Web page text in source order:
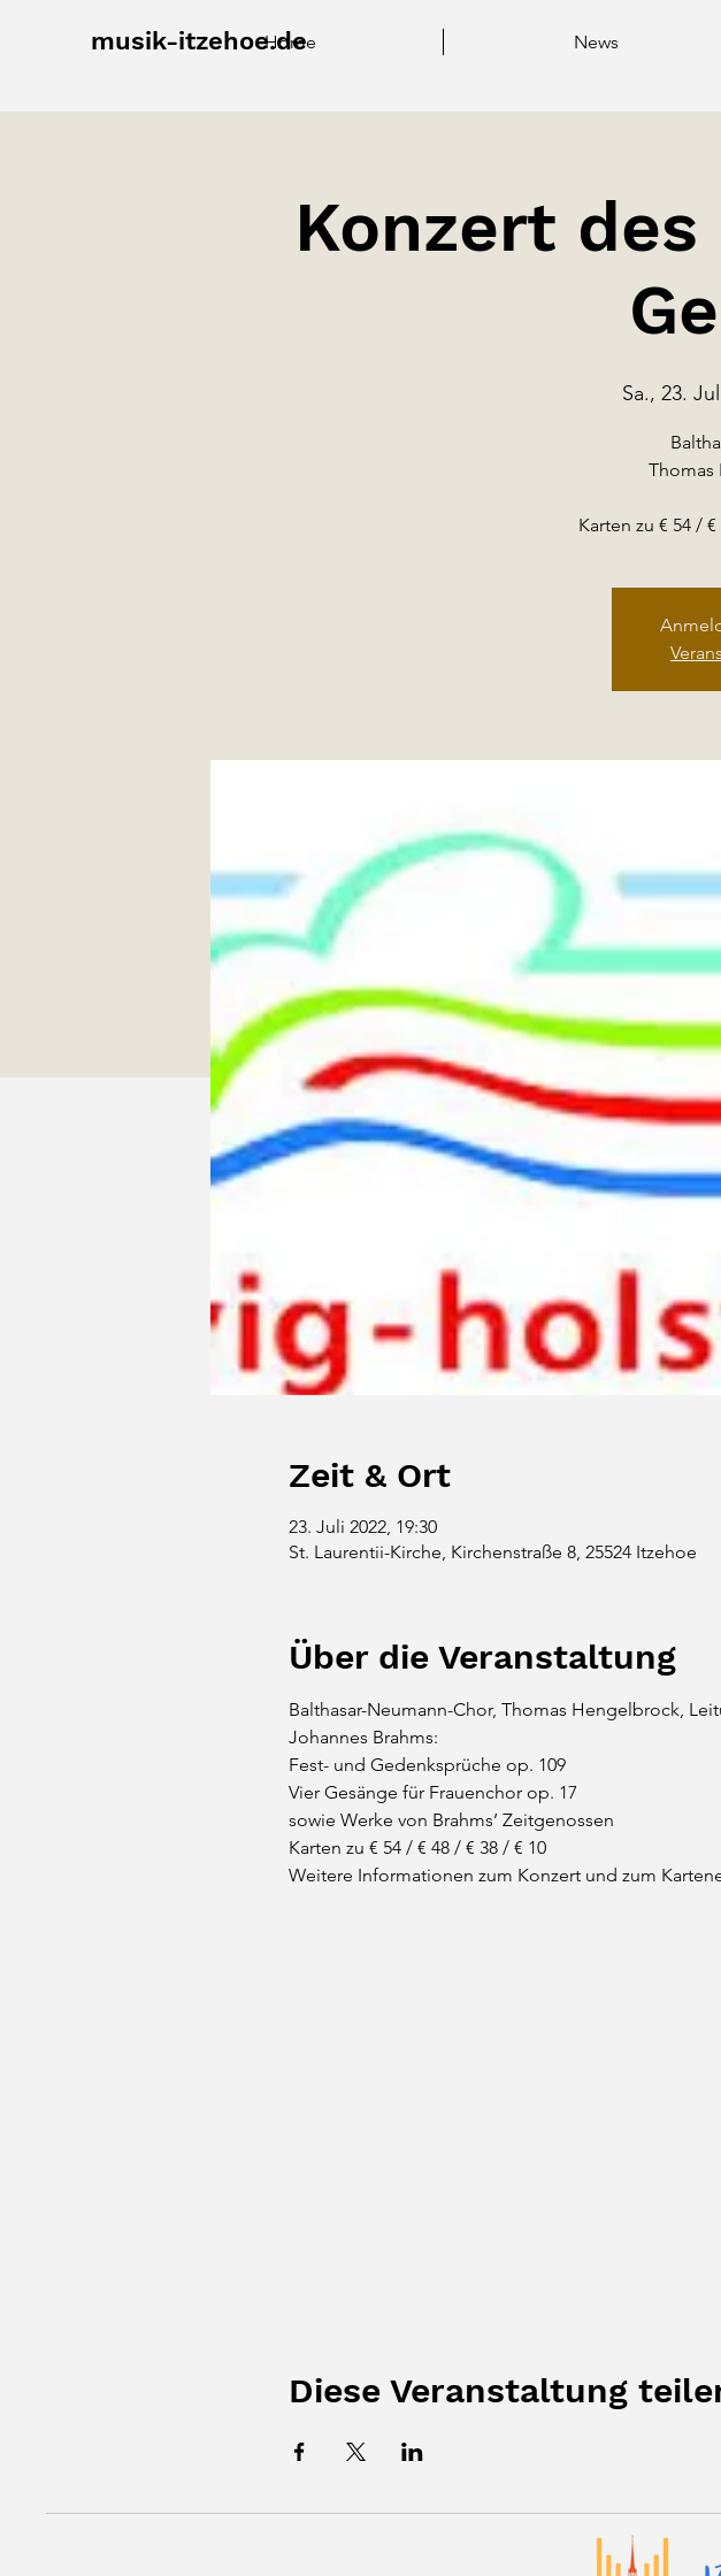
musik-itzehoe.de
Home News
Konzert des
Sa., 23.
Thomas
Karten zu € 54 /
Zeit & Ort
23. Juli 2022, 19:30
St. Laurentii-Kirche, Kirchenstraße 8, 25524 Itzehoe
Über die Veranstaltung
Balthasar-Neumann-Chor, Thomas Hengelbrock,
Johannes Brahms:
Fest- und Gedenksprüche op. 109
Vier Gesänge für Frauenchor op. 17
sowie Werke von Brahms’ Zeitgenossen
Karten zu € 54 / € 48 / € 38 / € 10
Weitere Informationen zum Konzert und zum
Diese Veranstaltung